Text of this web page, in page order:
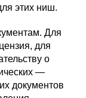
этих ниш.
Для
для
о
—
документов